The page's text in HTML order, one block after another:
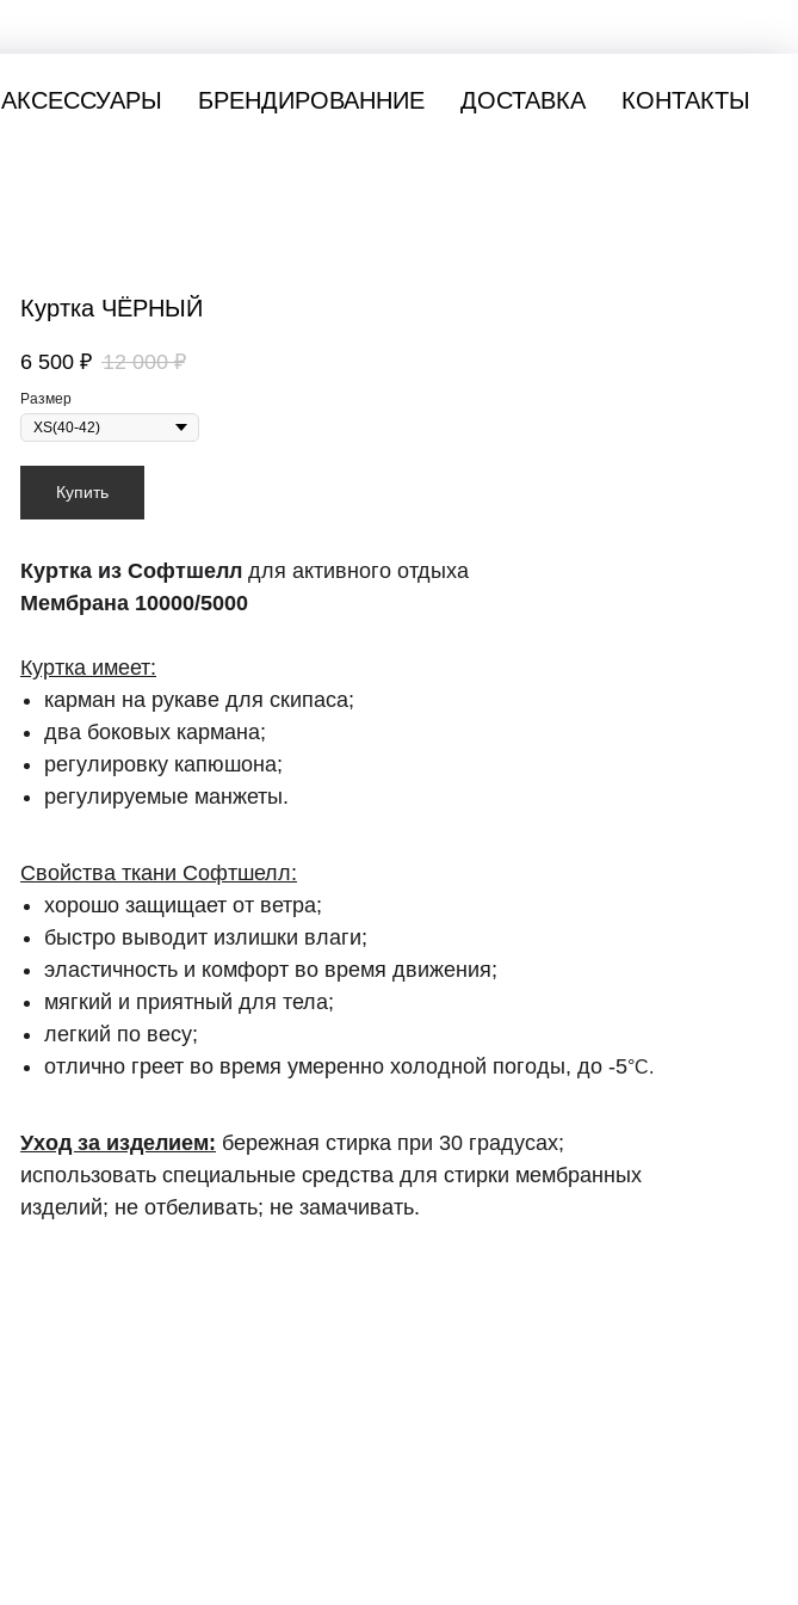
АКСЕССУАРЫ БРЕНДИРОВАННИЕ ДОСТАВКА КОНТАКТЫ
Куртка ЧЁРНЫЙ
6 500 ₽ 12 000 ₽
Размер
Купить
Куртка из Софтшелл для активного отдыха
Мембрана 10000/5000
Куртка имеет:
карман на рукаве для скипаса;
два боковых кармана;
регулировку капюшона;
регулируемые манжеты.
Свойства ткани Софтшелл:
хорошо защищает от ветра;
быстро выводит излишки влаги;
эластичность и комфорт во время движения;
мягкий и приятный для тела;
легкий по весу;
отлично греет во время умеренно холодной погоды, до -5°C.
Уход за изделием: бережная стирка при 30 градусах;
использовать специальные средства для стирки мембранных
изделий; не отбеливать; не замачивать.